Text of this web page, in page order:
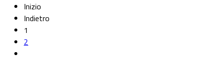
Inizio
Indietro
1
2